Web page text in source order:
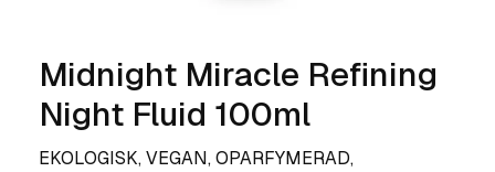
Midnight Miracle Refining
Night Fluid 100ml
EKOLOGISK, VEGAN, OPARFYMERAD,